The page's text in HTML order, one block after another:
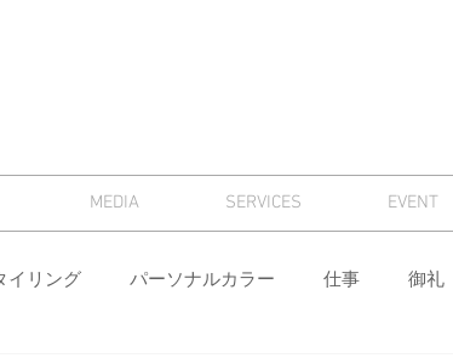
MEDIA SERVICES EVENT
イリング パーソナルカラー 仕事 御礼